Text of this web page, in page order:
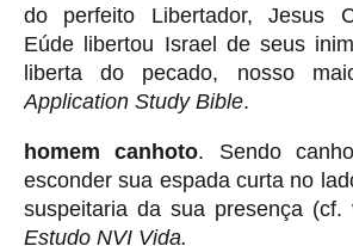
do perfeito Libertador, Jesus
Eúde libertou Israel de seus
liberta do pecado, nosso
Application Study Bible.
homem canhoto. Sendo
esconder sua espada curta no
suspeitaria da sua presença (cf.
Estudo NVI Vida.